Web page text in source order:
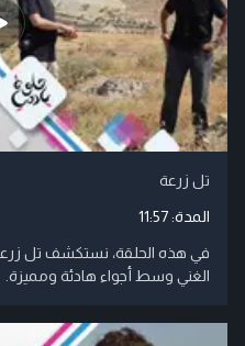
تل زرعة
المدة:11:57
في هذه الحلقة، نستكشف تل
الغني وسط أجواء هادئة ومميزة.